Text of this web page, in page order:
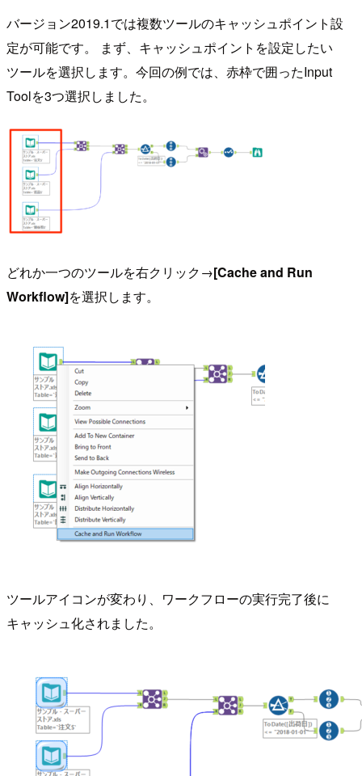
バージョン2019.1では複数ツールのキャッシュポイント設
定が可能です。 まず、キャッシュポイントを設定したい
ツールを選択します。今回の例では、赤枠で囲ったInput
Toolを3つ選択しました。
どれか一つのツールを右クリック→[Cache and Run
Workflow]を選択します。
ツールアイコンが変わり、ワークフローの実行完了後に
キャッシュ化されました。